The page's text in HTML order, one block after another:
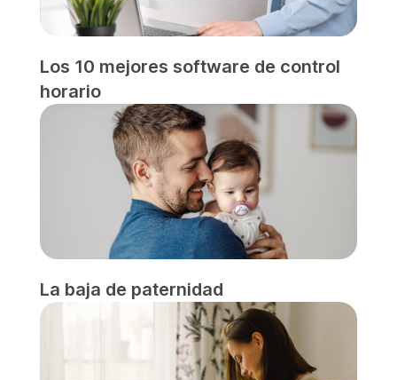
Los 10 mejores software de control
horario
La baja de paternidad